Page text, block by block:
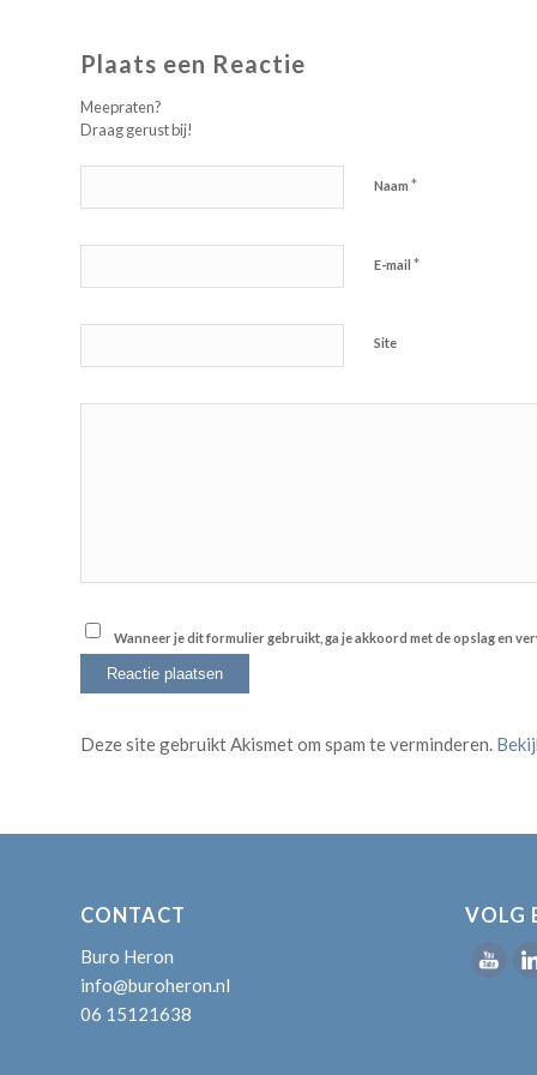
Plaats een Reactie
Meepraten?
Draag gerust bij!
Naam *
E-mail *
Site
Wanneer je dit formulier gebruikt, ga je akkoord met de opslag en
Deze site gebruikt Akismet om spam te verminderen.
CONTACT
Buro Heron
info@buroheron.nl
06 15121638
VOLG